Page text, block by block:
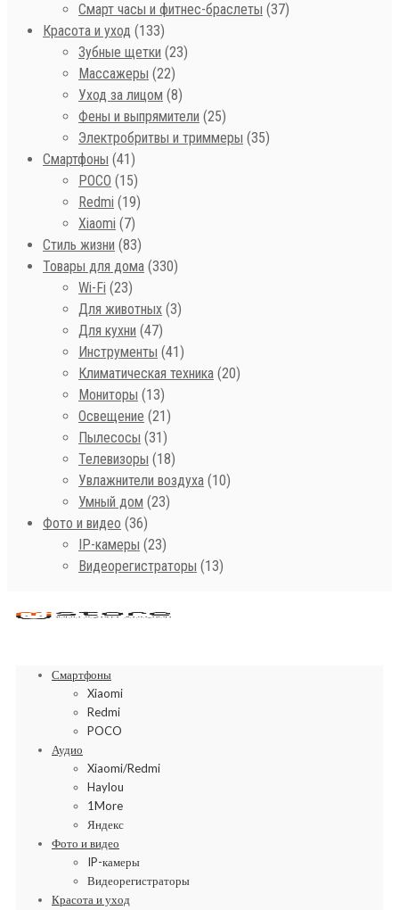
Смарт часы и фитнес-браслеты (37)
Красота и уход (133)
Зубные щетки (23)
Массажеры (22)
Уход за лицом (8)
Фены и выпрямители (25)
Электробритвы и триммеры (35)
Смартфоны (41)
POCO (15)
Redmi (19)
Xiaomi (7)
Стиль жизни (83)
Товары для дома (330)
Wi-Fi (23)
Для животных (3)
Для кухни (47)
Инструменты (41)
Климатическая техника (20)
Мониторы (13)
Освещение (21)
Пылесосы (31)
Телевизоры (18)
Увлажнители воздуха (10)
Умный дом (23)
Фото и видео (36)
IP-камеры (23)
Видеорегистраторы (13)
Смартфоны
Xiaomi
Redmi
POCO
Аудио
Xiaomi/Redmi
Haylou
1More
Яндекс
Фото и видео
IP-камеры
Видеорегистраторы
Красота и уход